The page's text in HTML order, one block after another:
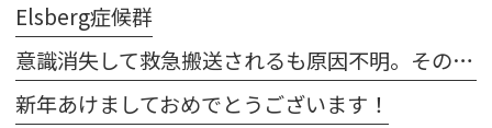
Elsberg症候群
意識消失して救急搬送されるも原因不明。その後、当院受診して右卵巣出血が発覚した1例
新年あけましておめでとうございます！